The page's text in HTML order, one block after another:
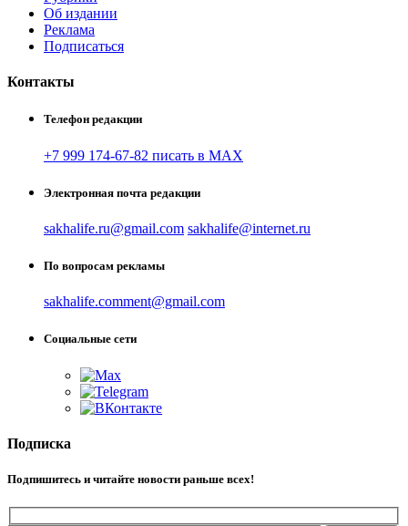
Об издании
Реклама
Подписаться
Контакты
Телефон редакции
+7 999 174-67-82 писать в MAX
Электронная почта редакции
sakhalife.ru@gmail.com sakhalife@internet.ru
По вопросам рекламы
sakhalife.comment@gmail.com
Социальные сети
Подписка
Подпишитесь и читайте новости раньше всех!